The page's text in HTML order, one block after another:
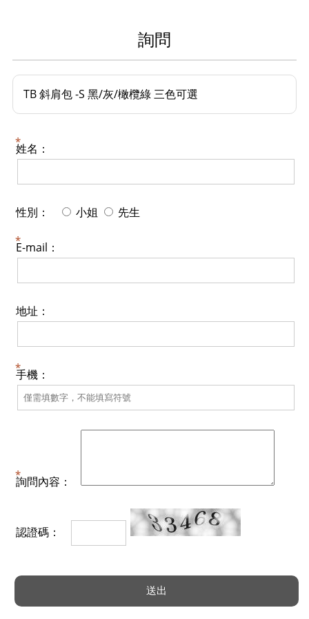
詢問
TB 斜肩包 -S 黑/灰/橄欖綠 三色可選
姓名：
性別： 小姐 先生
E-mail：
地址：
手機：
詢問內容：
認證碼：